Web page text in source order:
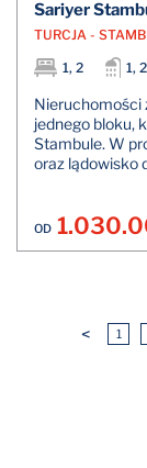
Sariyer
TURCJA -
1, 2
1, 2
Nieruchomości
jednego bloku,
Stambule. W
oraz lądowisko
OD
< 1